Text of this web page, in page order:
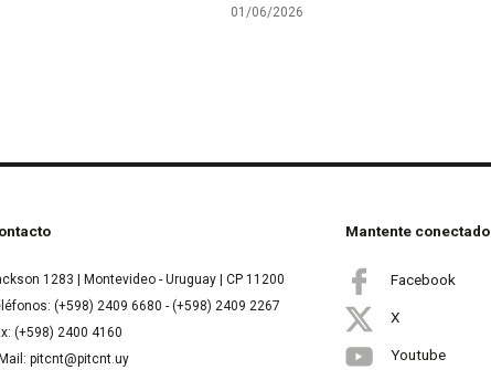
01/06/2026
1283 | Montevideo - Uruguay | CP 11200
(+598) 2409 6680 - (+598) 2409 2267
(+598) 2400 4160
pitcnt@pitcnt.uy
Mantente conectado
Facebook
X
Youtube